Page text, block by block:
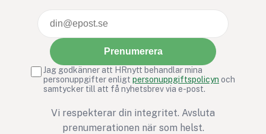
attityd).
Prenumerera
Jag godkänner att HRnytt behandlar mina
personuppgifter enligt personuppgiftspolicyn och
samtycker till att få nyhetsbrev via e-post.
Vi respekterar din integritet. Avsluta
prenumerationen när som helst.